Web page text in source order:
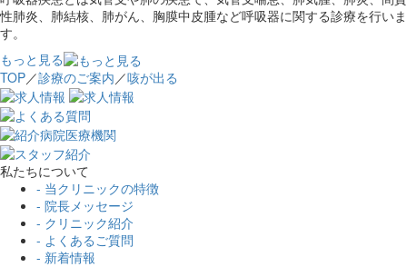
性肺炎、肺結核、肺がん、胸膜中皮腫など呼吸器に関する診療を行いま
す。
もっと見る
TOP／診療のご案内／咳が出る
私たちについて
- 当クリニックの特徴
- 院長メッセージ
- クリニック紹介
- よくあるご質問
- 新着情報